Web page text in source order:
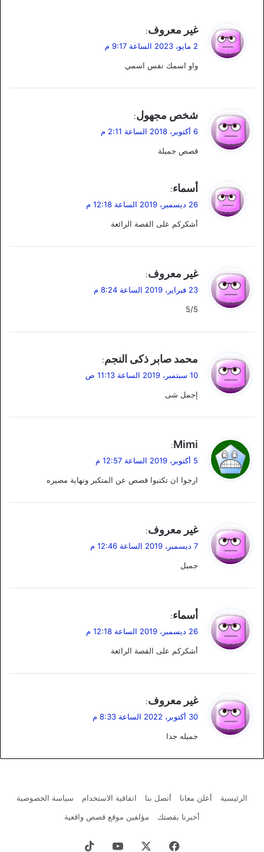
ي
ل
غير معروف:
2 مايو، 2023 الساعة 9:17 م
واو اسمك نفس اسمي
ي
ل
شخص مجهول:
6 أكتوبر، 2018 الساعة 2:11 م
قصص جميلة
ي
ل
أسماء:
26 ديسمبر، 2019 الساعة 12:18 م
أشكركم على القصة الرائعة
ي
ل
غير معروف:
23 فبراير، 2019 الساعة 8:24 م
5/5
ل
محمد صابر ذكى النجم:
10 سبتمبر، 2019 الساعة 11:13 ص
إجمل شى
ي
ل
Mimi
:
5 أكتوبر، 2019 الساعة 12:57 م
ارجوا ان تكتبوا قصص عن المتكبر ونهاية مصيره
ي
ل
غير معروف:
7 ديسمبر، 2019 الساعة 12:46 م
جميل
ي
ل
أسماء:
26 ديسمبر، 2019 الساعة 12:18 م
أشكركم على القصة الرائعة
ي
ل
غير معروف:
30 أكتوبر، 2022 الساعة 8:33 م
جميله جدا
الرئيسية أعلن معانا أتصل بنا اتفاقية الاستخدام
سياسة الخصوصية
أخبرنا بقصتك
مؤلفين موقع قصص واقعية
فيسبوك يوتيوب